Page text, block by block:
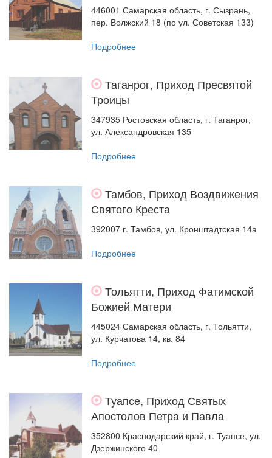
446001 Самарская область, г. Сызрань,
пер. Волжский 18 (по ул. Советская 133)
Подробнее
Таганрог, Приход Пресвятой
Троицы
347935 Ростовская область, г. Таганрог,
ул. Александровская 135
Подробнее
Тамбов, Приход Воздвижения
Святого Креста
392007 г. Тамбов, ул. Кронштадтская 14а
Подробнее
Тольятти, Приход Фатимской
Божией Матери
445024 Самарская область, г. Тольятти,
ул. Курчатова 14, кв. 84
Подробнее
Туапсе, Приход Святых
Апостолов Петра и Павла
352800 Краснодарский край, г. Туапсе, ул.
Дзержинского 40